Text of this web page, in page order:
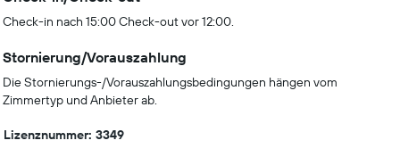
Check-in nach 15:00 Check-out vor 12:00.
Stornierung/Vorauszahlung
Die Stornierungs-/Vorauszahlungsbedingungen hängen vom
Zimmertyp und Anbieter ab.
Lizenznummer: 3349